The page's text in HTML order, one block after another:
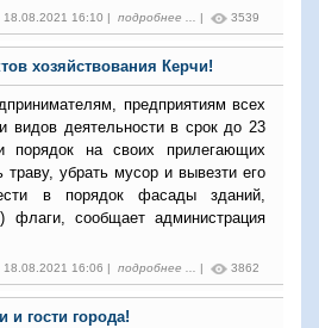
18.08.2021 16:10 | подробнее ... | 3539
хозяйствования Керчи!
предприятиям всех
видов деятельности в срок до 23
порядок на своих прилегающих
траву, убрать мусор и вывезти его
в порядок фасады зданий,
флаги, сообщает администрация
18.08.2021 16:06 | подробнее ... | 3862
и гости города!